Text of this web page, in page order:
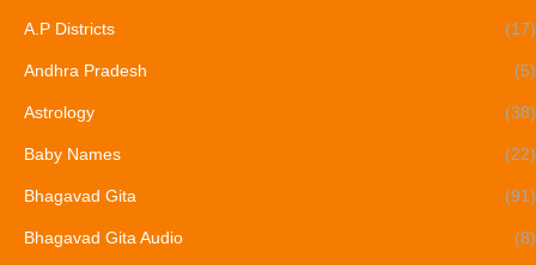
A.P Districts (17)
Andhra Pradesh (5)
Astrology (38)
Baby Names (22)
Bhagavad Gita (91)
Bhagavad Gita Audio (8)